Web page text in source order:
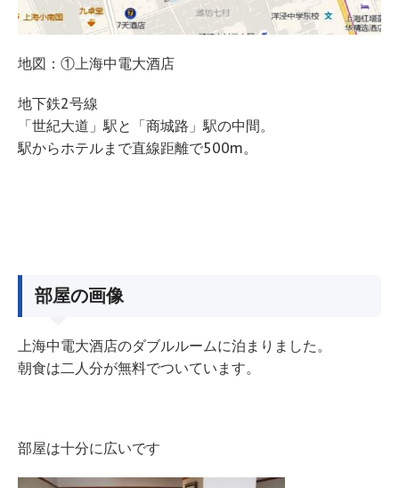
地図：①上海中電大酒店
地下鉄2号線
「世紀大道」駅と「商城路」駅の中間。
駅からホテルまで直線距離で500m。
部屋の画像
上海中電大酒店のダブルルームに泊まりました。
朝食は二人分が無料でついています。
部屋は十分に広いです